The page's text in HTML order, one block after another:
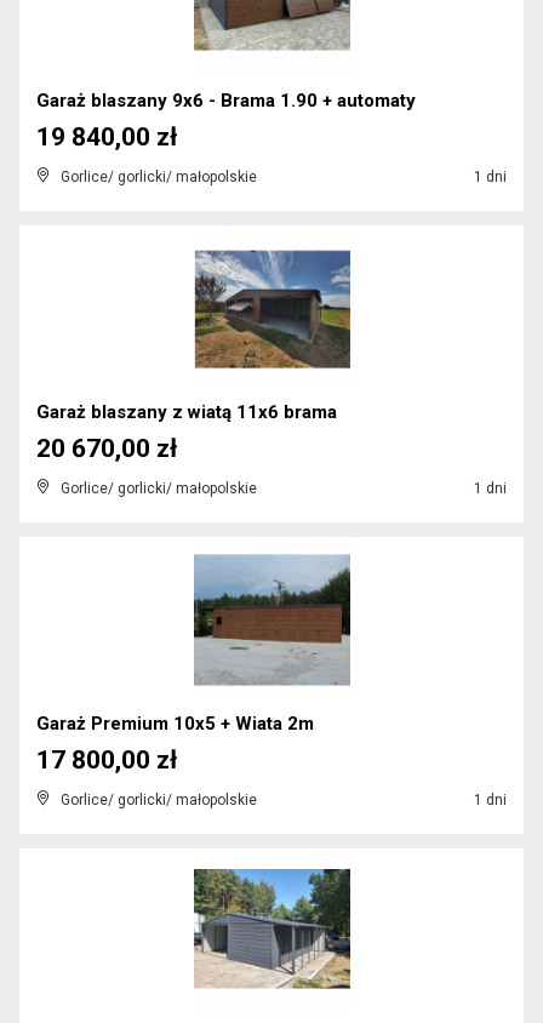
Garaż blaszany 9x6 - Brama 1.90 + automaty
Gorlice/ gorlicki/ małopolskie 1 dni
19 840,00 zł
Garaż blaszany z wiatą 11x6 brama
Gorlice/ gorlicki/ małopolskie 1 dni
20 670,00 zł
Garaż Premium 10x5 + Wiata 2m
Gorlice/ gorlicki/ małopolskie 1 dni
17 800,00 zł